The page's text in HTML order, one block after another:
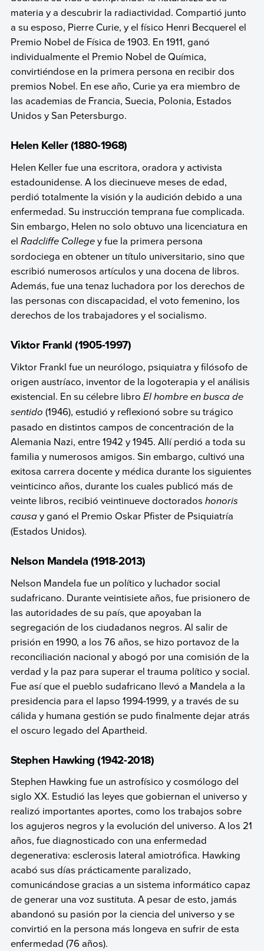
materia y a descubrir la radiactividad. Compartió junto
a su esposo, Pierre Curie, y el físico Henri Becquerel el
Premio Nobel de Física de 1903. En 1911, ganó
individualmente el Premio Nobel de Química,
convirtiéndose en la primera persona en recibir dos
premios Nobel. En ese año, Curie ya era miembro de
las academias de Francia, Suecia, Polonia, Estados
Unidos y San Petersburgo.
Helen Keller (1880-1968)
Helen Keller fue una escritora, oradora y activista
estadounidense. A los diecinueve meses de edad,
perdió totalmente la visión y la audición debido a una
enfermedad. Su instrucción temprana fue complicada.
Sin embargo, Helen no solo obtuvo una licenciatura en
el Radcliffe Collegey fue la primera persona
sordociega en obtener un título universitario, sino que
escribió numerosos artículos y una docena de libros.
Además, fue una tenaz luchadora por los derechos de
las personas con discapacidad, el voto femenino, los
derechos de los trabajadores y el socialismo.
Viktor Frankl (1905-1997)
Viktor Frankl fue un neurólogo, psiquiatra y filósofo de
origen austríaco, inventor de la logoterapia y el análisis
existencial. En su célebre libro El hombre en busca de
sentido (1946), estudió y reflexionó sobre su trágico
pasado en distintos campos de concentración de la
Alemania Nazi, entre 1942 y 1945. Allí perdió a toda su
familia y numerosos amigos. Sin embargo, cultivó una
exitosa carrera docente y médica durante los siguientes
veinticinco años, durante los cuales publicó más de
veinte libros, recibió veintinueve doctorados honoris
causay ganó el Premio Oskar Pfister de Psiquiatría
(Estados Unidos).
Nelson Mandela (1918-2013)
Nelson Mandela fue un político y luchador social
sudafricano. Durante veintisiete años, fue prisionero de
las autoridades de su país, que apoyaban la
segregación de los ciudadanos negros. Al salir de
prisión en 1990, a los 76 años, se hizo portavoz de la
reconciliación nacional y abogó por una comisión de la
verdad y la paz para superar el trauma político y social.
Fue así que el pueblo sudafricano llevó a Mandela a la
presidencia para el lapso 1994-1999, y a través de su
cálida y humana gestión se pudo finalmente dejar atrás
el oscuro legado del Apartheid.
Stephen Hawking (1942-2018)
Stephen Hawking fue un astrofísico y cosmólogo del
siglo XX. Estudió las leyes que gobiernan el universo y
realizó importantes aportes, como los trabajos sobre
los agujeros negros y la evolución del universo. A los 21
años, fue diagnosticado con una enfermedad
degenerativa: esclerosis lateral amiotrófica. Hawking
acabó sus días prácticamente paralizado,
comunicándose gracias a un sistema informático capaz
de generar una voz sustituta. A pesar de esto, jamás
abandonó su pasión por la ciencia del universo y se
convirtió en la persona más longeva en sufrir de esta
enfermedad (76 años).